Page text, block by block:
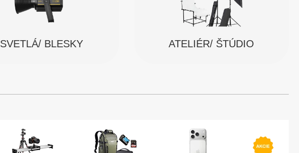
SVETLÁ/ BLESKY ATELIÉR/ ŠTÚDIO